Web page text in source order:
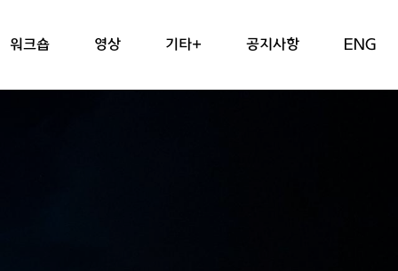
워크숍 영상 기타+ 공지사항 ENG